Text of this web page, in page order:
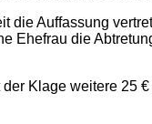
die Auffassung
Ehefrau die
Klage weitere 25 €